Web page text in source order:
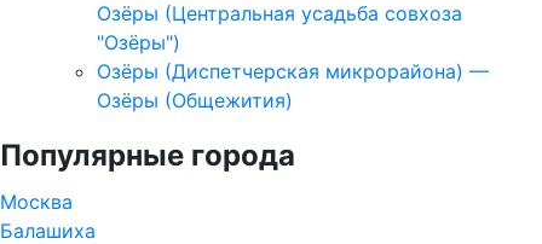
Озёры (Центральная усадьба совхоза
"Озёры")
Озёры (Диспетчерская микрорайона) —
Озёры (Общежития)
Популярные города
Москва
Балашиха